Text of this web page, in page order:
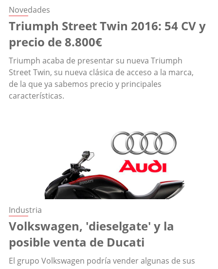
Novedades
Triumph Street Twin 2016: 54 CV y
precio de 8.800€
Triumph acaba de presentar su nueva Triumph
Street Twin, su nueva clásica de acceso a la marca,
de la que ya sabemos precio y principales
características.
Industria
Volkswagen, 'dieselgate' y la
posible venta de Ducati
El grupo Volkswagen podría vender algunas de sus